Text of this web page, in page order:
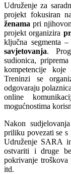
Udruženje za
projekt fokusiran
ženama pri
projekt organizira
ključna segmenta –
savjetovanja.
sudionica,
kompetencije koje
Treninzi se
odgovaraju
online
mogućnostima
Nakon
priliku povezati se s
Udruženje SARA
ostvariti i druge
pokrivanje troškova
itd.